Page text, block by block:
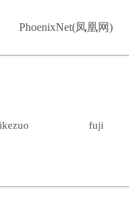
PhoenixNet(凤凰网)
fuji